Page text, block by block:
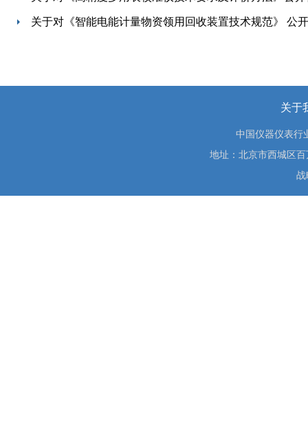
关于对《智能电能计量物资领用回收装置技术规范》 公
关于
中国仪器仪表
地址：北京市西城区
战